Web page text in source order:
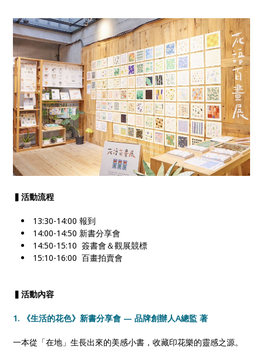
▍活動流程
13:30-14:00 報到
14:00-14:50 新書分享會
14:50-15:10 簽書會＆觀展競標
15:10-16:00 百畫拍賣會
▍活動內容
1. 《生活的花色》新書分享會 — 品牌創辦人A總監 著
一本從「在地」生長出來的美感小書，收藏印花樂的靈感之源。